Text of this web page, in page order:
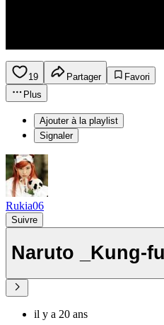
19 Partager
Favori
Plus
Ajouter à la playlist
Signaler
Rukia06
Suivre
Naruto _Kung-
il y a 20 ans